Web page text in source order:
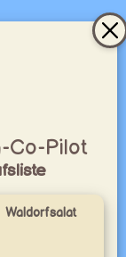
Co-Pilot
Waldorfsalat